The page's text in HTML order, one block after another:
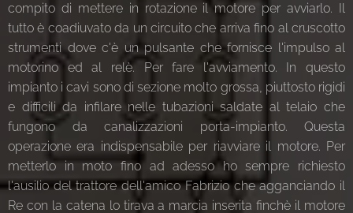
compito di mettere in rotazione il motore per avviarlo. Il
tutto è coadiuvato da un circuito che arriva fino al cruscotto
strumenti dove c'è un pulsante che fornisce l'impulso al
motorino ed al relè. Per fare l'avviamento. In questo
impianto i cavi sono di sezione molto grossa, piuttosto rigidi
e difficili da infilare nelle tubazioni saldate al telaio che
fungono da canalizzazioni porta-impianto. Questa
operazione era indispensabile per riavviare il motore. Per
metterlo in moto fino ad adesso ho sempre richiesto
l'ausilio del trattore dell'amico Fabrizio che agganciando il
Re con la catena lo tirava a marcia inserita finchè il motore